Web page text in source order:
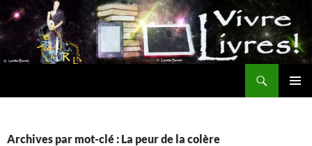
Aller
au
contenu
Archives par mot-clé : La peur de la colère